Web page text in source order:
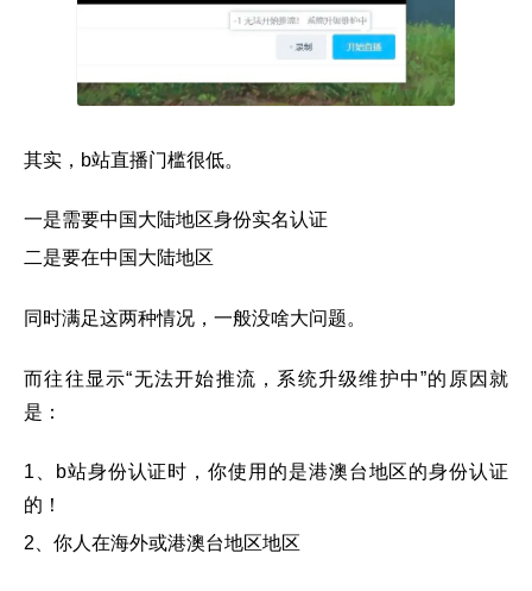
其实，b站直播门槛很低。
一是需要中国大陆地区身份实名认证
二是要在中国大陆地区
同时满足这两种情况，一般没啥大问题。
而往往显示“无法开始推流，系统升级维护中”的原因就
是：
1、b站身份认证时，你使用的是港澳台地区的身份认证
的！
2、你人在海外或港澳台地区地区